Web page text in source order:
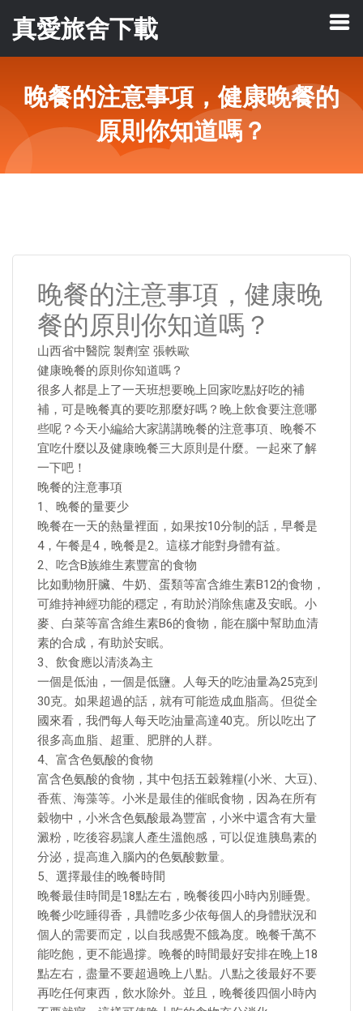
真愛旅舍下載
晚餐的注意事項，健康晚餐的
原則你知道嗎？
晚餐的注意事項，健康晚
餐的原則你知道嗎？
山西省中醫院 製劑室 張軼歐
健康晚餐的原則你知道嗎？
很多人都是上了一天班想要晚上回家吃點好吃的補
補，可是晚餐真的要吃那麼好嗎？晚上飲食要注意哪
些呢？今天小編給大家講講晚餐的注意事項、晚餐不
宜吃什麼以及健康晚餐三大原則是什麼。一起來了解
一下吧！
晚餐的注意事項
1、晚餐的量要少
晚餐在一天的熱量裡面，如果按10分制的話，早餐是
4，午餐是4，晚餐是2。這樣才能對身體有益。
2、吃含B族維生素豐富的食物
比如動物肝臟、牛奶、蛋類等富含維生素B12的食物，
可維持神經功能的穩定，有助於消除焦慮及安眠。小
麥、白菜等富含維生素B6的食物，能在腦中幫助血清
素的合成，有助於安眠。
3、飲食應以清淡為主
一個是低油，一個是低鹽。人每天的吃油量為25克到
30克。如果超過的話，就有可能造成血脂高。但從全
國來看，我們每人每天吃油量高達40克。所以吃出了
很多高血脂、超重、肥胖的人群。
4、富含色氨酸的食物
富含色氨酸的食物，其中包括五穀雜糧(小米、大豆)、
香蕉、海藻等。小米是最佳的催眠食物，因為在所有
穀物中，小米含色氨酸最為豐富，小米中還含有大量
澱粉，吃後容易讓人產生溫飽感，可以促進胰島素的
分泌，提高進入腦內的色氨酸數量。
5、選擇最佳的晚餐時間
晚餐最佳時間是18點左右，晚餐後四小時內別睡覺。
晚餐少吃睡得香，具體吃多少依每個人的身體狀況和
個人的需要而定，以自我感覺不餓為度。晚餐千萬不
能吃飽，更不能過撐。晚餐的時間最好安排在晚上18
點左右，盡量不要超過晚上八點。八點之後最好不要
再吃任何東西，飲水除外。並且，晚餐後四個小時內